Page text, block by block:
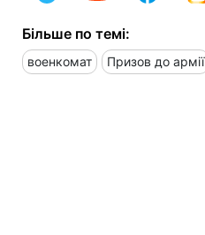
Більше по темі:
военкомат Призов до армії